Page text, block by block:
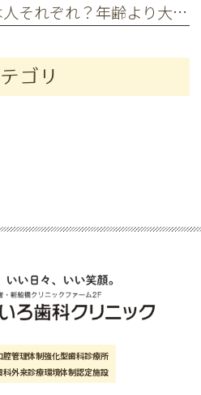
小児矯正の開始時期は人それぞれ？年齢より大切にしたいポイントとは
ゴリ
腔管理体制強化型歯科診療所
環境体制認定施設